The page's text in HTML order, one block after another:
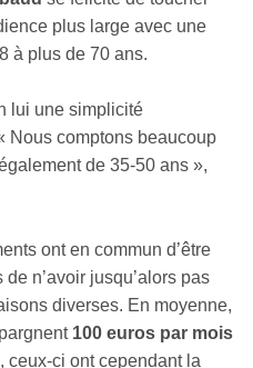
plus large avec une
à plus de 70 ans.
lui une simplicité
Nous comptons beaucoup
de 35-50 ans »,
ont en commun d’être
de n’avoir jusqu’alors pas
diverses. En moyenne,
100 euros par mois
ceux-ci ont cependant la